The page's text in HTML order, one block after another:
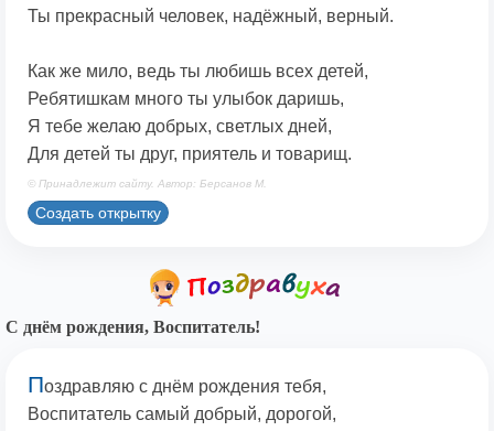
Ты прекрасный человек, надёжный, верный.
Как же мило, ведь ты любишь всех детей,
Ребятишкам много ты улыбок даришь,
Я тебе желаю добрых, светлых дней,
Для детей ты друг, приятель и товарищ.
© Принадлежит сайту. Автор: Берсанов М.
Создать открытку
С днём рождения, Воспитатель!
Поздравляю с днём рождения тебя,
Воспитатель самый добрый, дорогой,